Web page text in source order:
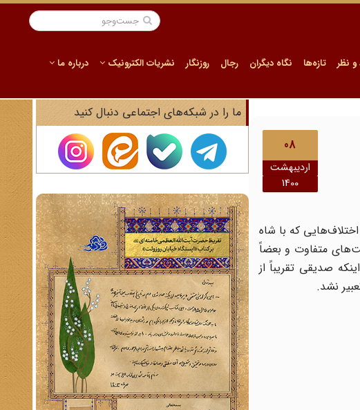
و نظر تازه‌ها نگاه دیگران رجال روزنگار نشریات الکترونیک درباره ما
08
اردیبهشت
1400
که با شاه
متفاوت و بعضاً
صدیقی تقریباً از
نشد.
ما را در شبکه‌های اجتماعی دنبال کنید